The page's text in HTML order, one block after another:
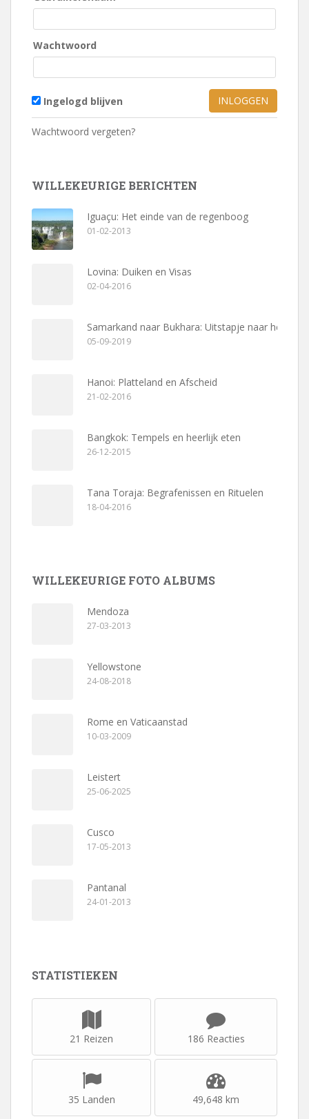
Wachtwoord
Ingelogd blijven
Wachtwoord vergeten?
WILLEKEURIGE BERICHTEN
Iguaçu: Het einde van de regenboog
01-02-2013
Lovina: Duiken en Visas
02-04-2016
Samarkand naar Bukhara: Uitstapje naar het
05-09-2019
Hanoi: Platteland en Afscheid
21-02-2016
Bangkok: Tempels en heerlijk eten
26-12-2015
Tana Toraja: Begrafenissen en Rituelen
18-04-2016
WILLEKEURIGE FOTO ALBUMS
Mendoza
27-03-2013
Yellowstone
24-08-2018
Rome en Vaticaanstad
10-03-2009
Leistert
25-06-2025
Cusco
17-05-2013
Pantanal
24-01-2013
STATISTIEKEN
21 Reizen 186 Reacties
35 Landen 49,648 km